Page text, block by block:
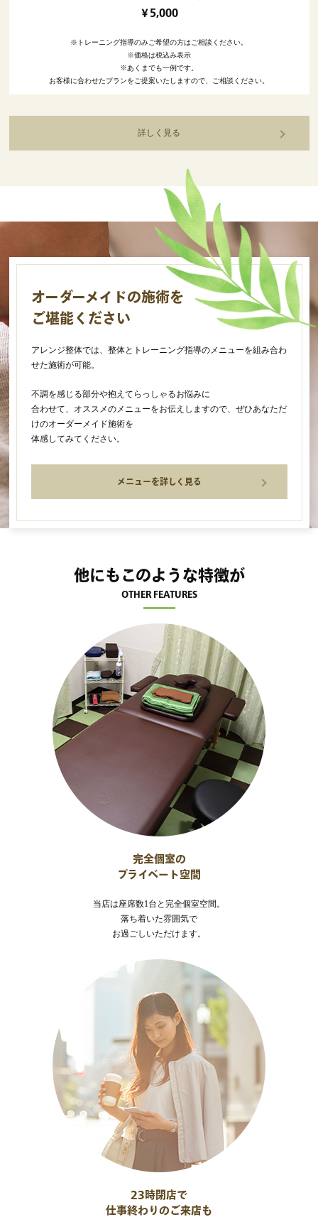
￥5,000
※トレーニング指導のみご希望の方はご相談ください。
※価格は税込み表示
※あくまでも一例です。
お客様に合わせたプランをご提案いたしますので、ご相談ください。
詳しく見る
オーダーメイドの施術を
ご堪能ください
アレンジ整体では、整体とトレーニング指導のメニューを組み合わ
せた施術が可能。
不調を感じる部分や抱えてらっしゃるお悩みに
合わせて、オススメのメニューをお伝えしますので、ぜひあなただ
けのオーダーメイド施術を
体感してみてください。
メニューを詳しく見る
他にもこのような特徴が
OTHER FEATURES
完全個室の
プライベート空間
当店は座席数1台と完全個室空間。
落ち着いた雰囲気で
お過ごしいただけます。
23時閉店で
仕事終わりのご来店も